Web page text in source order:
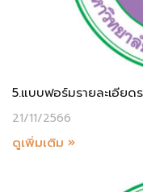
5.แบบฟอร์มรายละเอียด
21/11/2566
ดูเพิ่มเติม »